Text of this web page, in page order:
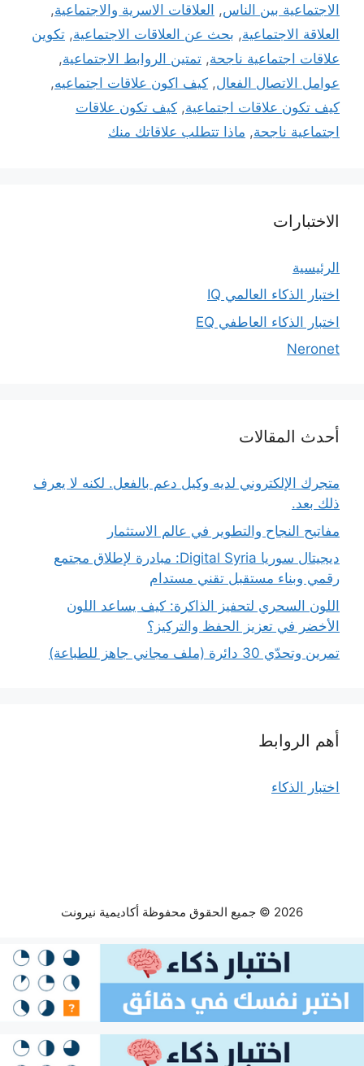
الاجتماعية بين الناس, العلاقات الاسرية والاجتماعية,
العلاقة الاجتماعية, بحث عن العلاقات الاجتماعية, تكوين
علاقات اجتماعية ناجحة, تمتين الروابط الاجتماعية,
عوامل الاتصال الفعال, كيف اكون علاقات اجتماعيه,
كيف تكون علاقات اجتماعية, كيف تكون علاقات
اجتماعية ناجحة, ماذا تتطلب علاقاتك منك
الاختبارات
الرئيسية
اختبار الذكاء العالمي IQ
اختبار الذكاء العاطفي EQ
Neronet
أحدث المقالات
متجرك الإلكتروني لديه وكيل دعم بالفعل. لكنه لا يعرف
ذلك بعد.
مفاتيح النجاح والتطوير في عالم الاستثمار
ديجيتال سوريا Digital Syria: مبادرة لإطلاق مجتمع
رقمي وبناء مستقبل تقني مستدام
اللون السحري لتحفيز الذاكرة: كيف يساعد اللون
الأخضر في تعزيز الحفظ والتركيز؟
تمرين وتحدّي 30 دائرة (ملف مجاني جاهز للطباعة)
أهم الروابط
اختبار الذكاء
2026 © جميع الحقوق محفوظة أكاديمية نيرونت